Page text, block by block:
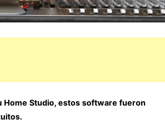
Home Studio, estos software fueron